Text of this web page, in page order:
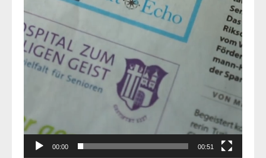
00:00 00:51